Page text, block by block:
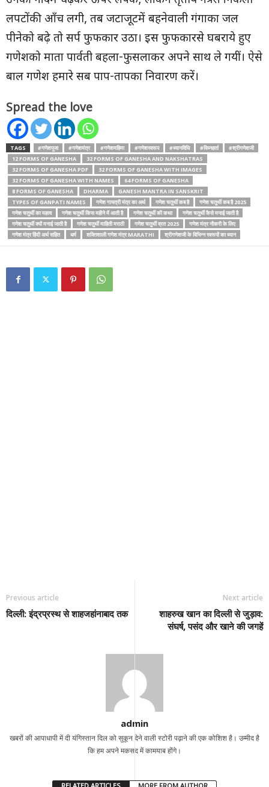
लपटोंकी आँच लगी, तब जटाजूटमें बहनेवाली गंगाका जल
पीनेको बढ़े तो सर्प फुफकार उठा। इस फुफकारसे घबराये हुए
गणेशको माता पार्वती बहला-फुसलाकर अपने साथ ले गयीं। ऐसे
बाल गणेश हमारे सब पाप-तापका निवारण करें।
Spread the love
TAGS #गणेशपूजा #गणेशमंत्र #गणेशमहिमा #गणेशस्वरूप #ध्यानविधि #विघ्नहर्ता
#श्रीगणेशजी
12 FORMS OF GANESHA
32 FORMS OF GANESHA AND NAKSHATRAS
32 FORMS OF GANESHA PDF
32 FORMS OF GANESHA WITH IMAGES
32 FORMS OF GANESHA WITH NAMES
64 FORMS OF GANESHA
8 FORMS OF GANESHA
DHARMA
GANESH MANTRA IN SANSKRIT
TYPES OF GANPATI NAMES
गणेश गायत्री मंत्र का अर्थ गणेश चतुर्थी कब है
गणेश चतुर्थी कब है 2025
गणेश चतुर्थी का महत्व
गणेश चतुर्थी किस महीने में आती है गणेश चतुर्थी की कथा
गणेश चतुर्थी कैसे मनाई जाती है
गणेश चतुर्थी क्यों मनाई जाती है
गणेश चतुर्थी माहिती मराठी गणेश चतुर्थी व्रत 2025
गणेश मंत्र नौकरी के लिए
गणेश मंत्र हिंदी अर्थ सहित
धर्म शक्तिशाली गणेश मंत्र MARATHI श्रीगणेशजी के विभिन्न स्वरूपों का ध्यान
Previous article
दिल्ली: इंद्रप्रस्थ से शाहजहांनाबाद तक
Next article
शाहरुख खान का दिल्ली से जुड़ाव:
संघर्ष, पसंद और खाने की जगहें
admin
खबरों की आपाधापी में दी यंगिस्तान दिल को सुकून देने वाली स्टोरी पढ़ाने की एक कोशिश है। उम्मीद है
कि हम अपने मकसद में कामयाब होंगे।